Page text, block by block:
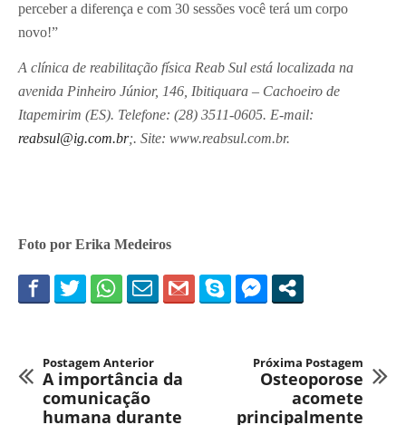
perceber a diferença e com 30 sessões você terá um corpo
novo!”
A clínica de reabilitação física Reab Sul está localizada na
avenida Pinheiro Júnior, 146, Ibitiquara – Cachoeiro de
Itapemirim (ES). Telefone: (28) 3511-0605. E-mail:
reabsul@ig.com.br;. Site: www.reabsul.com.br.
Foto por Erika Medeiros
Postagem Anterior
A importância da
comunicação
humana durante
Próxima Postagem
Osteoporose
acomete
principalmente